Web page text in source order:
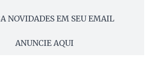
NOVIDADES EM SEU EMAIL
ANUNCIE AQUI